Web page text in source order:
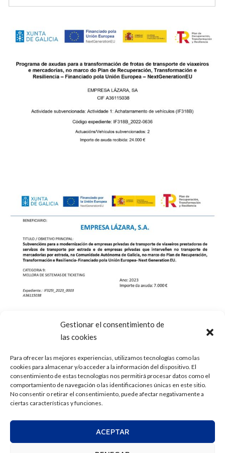
Gestionar el consentimiento de
las cookies
Para ofrecer las mejores experiencias, utilizamos tecnologías como las
cookies para almacenar y/o acceder a la información del dispositivo. El
consentimiento de estas tecnologías nos permitirá procesar datos como el
comportamiento de navegación o las identificaciones únicas en este sitio.
No consentir o retirar el consentimiento, puede afectar negativamente a
ciertas características y funciones.
ACEPTAR